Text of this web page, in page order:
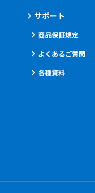
サポート
商品保証規定
よくあるご質問
各種資料